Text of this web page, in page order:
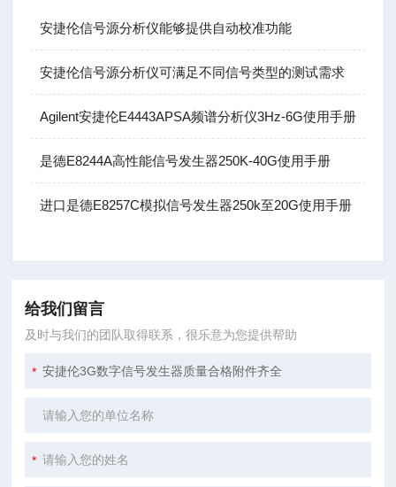
安捷伦信号源分析仪能够提供自动校准功能
安捷伦信号源分析仪可满足不同信号类型的测试需求
Agilent安捷伦E4443APSA频谱分析仪3Hz-6G使用手册
是德E8244A高性能信号发生器250K-40G使用手册
进口是德E8257C模拟信号发生器250k至20G使用手册
给我们留言
及时与我们的团队取得联系，很乐意为您提供帮助